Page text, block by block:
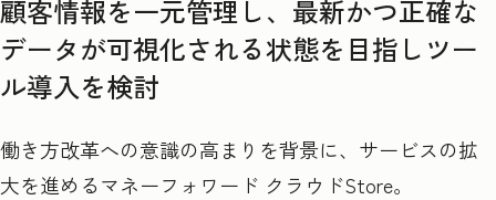
顧客情報を一元管理し、最新かつ正確な
データが可視化される状態を目指しツー
ル導入を検討
働き方改革への意識の高まりを背景に、サービスの拡
大を進めるマネーフォワード クラウドStore。